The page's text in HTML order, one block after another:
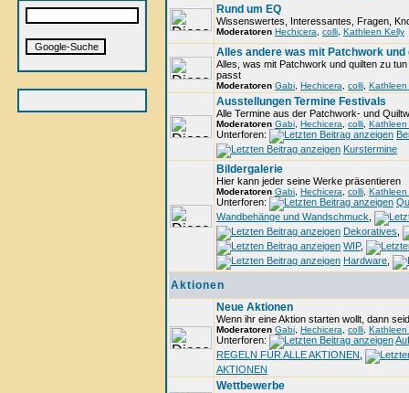
Rund um EQ
Wissenswertes, Interessantes, Fragen,
Moderatoren Hechicera colli Kathleen Kelly
Alles andere was mit Patchwork und
Alles, was mit Patchwork und quilten zu
passt
Moderatoren Gabi Hechicera colli Kathleen
Ausstellungen Termine Festivals
Alle Termine aus der Patchwork- und
Moderatoren Gabi Hechicera colli Kathleen
Unterforen:
Kurstermine
Bildergalerie
Hier kann jeder seine Werke präsentieren
Moderatoren Gabi Hechicera colli Kathleen
Unterforen:
Wandbehänge und Wandschmuck
Dekoratives
WIP,
Hardware
Aktionen
Neue Aktionen
Wenn ihr eine Aktion starten wollt, dann
Moderatoren Gabi Hechicera colli Kathleen
Unterforen:
REGELN FÜR ALLE AKTIONEN
AKTIONEN
Wettbewerbe